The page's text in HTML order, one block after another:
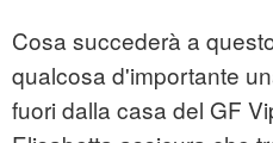
Cosa succederà a
qualcosa d'importante
fuori dalla casa del GF